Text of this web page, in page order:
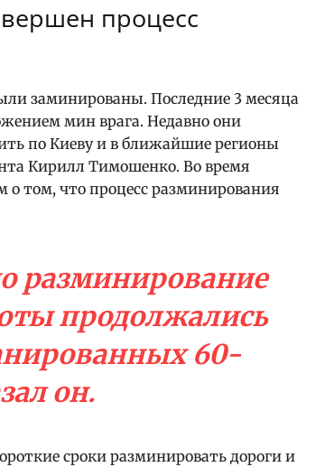
процесс
заминированы. Последние 3 месяца
мин врага. Недавно они
по Киеву и в ближайшие регионы
Кирилл Тимошенко. Во время
том, что процесс разминирования
разминирование
продолжались
60-
он.
сроки разминировать дороги и